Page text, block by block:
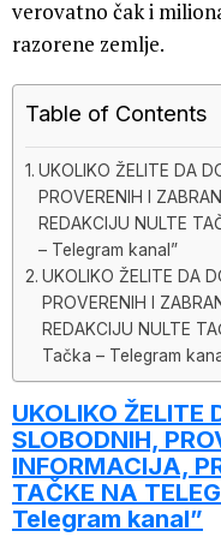
verovatno čak i
razorene zemlje.
Table of Contents
UKOLIKO ŽELITE DA
PROVERENIH I
REDAKCIJU NULTE
– Telegram kanal”
UKOLIKO ŽELITE DA
PROVERENIH I
REDAKCIJU NULTE
Tačka – Telegram
UKOLIKO ŽELITE
SLOBODNIH,
INFORMACIJA,
TAČKE NA
Telegram kanal”